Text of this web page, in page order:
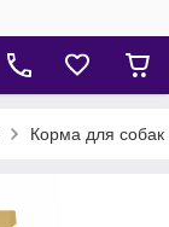
Корма для собак